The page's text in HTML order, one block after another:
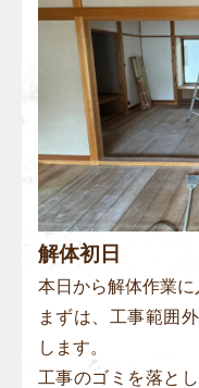
解体初日
本日から解体作業に
まずは、工事範囲
します。
工事のゴミを落と